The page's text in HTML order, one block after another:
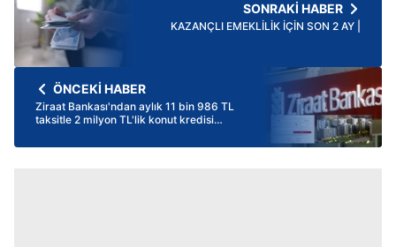
SONRAKİ HABER
KAZANÇLI EMEKLİLİK İÇİN SON 2 AY |
ÖNCEKİ HABER
Ziraat Bankası'ndan aylık 11 bin 986 TL
taksitle 2 milyon TL'lik konut kredisi